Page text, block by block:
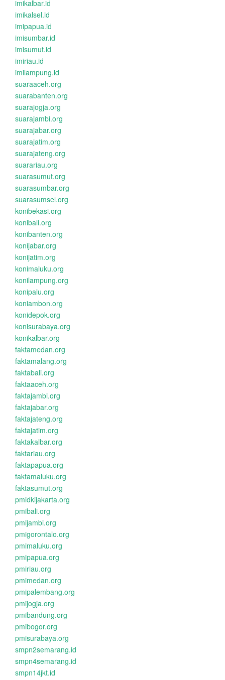
imikalbar.id
imikalsel.id
imipapua.id
imisumbar.id
imisumut.id
imiriau.id
imilampung.id
suaraaceh.org
suarabanten.org
suarajogja.org
suarajambi.org
suarajabar.org
suarajatim.org
suarajateng.org
suarariau.org
suarasumut.org
suarasumbar.org
suarasumsel.org
konibekasi.org
konibali.org
konibanten.org
konijabar.org
konijatim.org
konimaluku.org
konilampung.org
konipalu.org
koniambon.org
konidepok.org
konisurabaya.org
konikalbar.org
faktamedan.org
faktamalang.org
faktabali.org
faktaaceh.org
faktajambi.org
faktajabar.org
faktajateng.org
faktajatim.org
faktakalbar.org
faktariau.org
faktapapua.org
faktamaluku.org
faktasumut.org
pmidkijakarta.org
pmibali.org
pmijambi.org
pmigorontalo.org
pmimaluku.org
pmipapua.org
pmiriau.org
pmimedan.org
pmipalembang.org
pmijogja.org
pmibandung.org
pmibogor.org
pmisurabaya.org
smpn2semarang.id
smpn4semarang.id
smpn14jkt.id